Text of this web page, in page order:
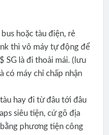
hoặc tàu điện, rẻ
thì vô máy tự động để
SG là đi thoải mái. (lưu
có máy chỉ chấp nhận
hay đi từ đâu tới đâu
siêu tiện, cứ gõ địa
phương tiện công